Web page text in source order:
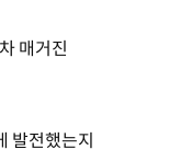
매거진
발전했는지